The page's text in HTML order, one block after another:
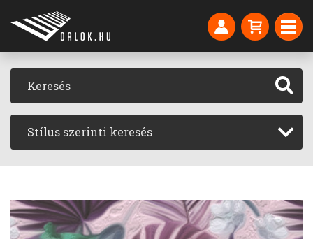
Stílus szerinti keresés